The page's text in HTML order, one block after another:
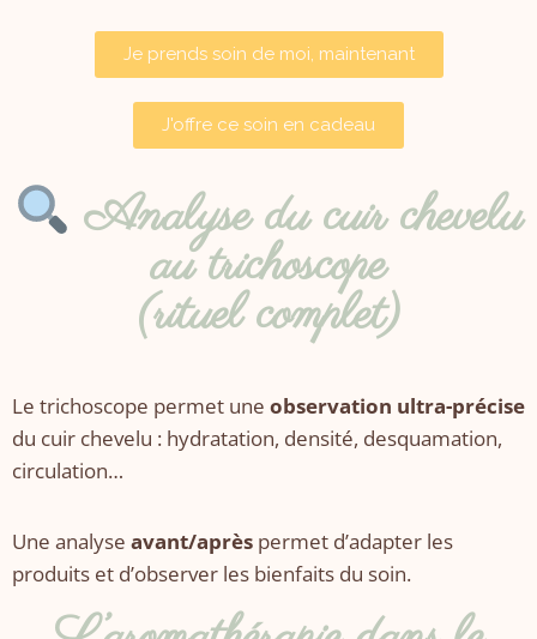
Je prends soin de moi, maintenant
J'offre ce soin en cadeau
Analyse du cuir chevelu
au trichoscope
(rituel complet)
Le trichoscope permet une observation ultra-précise
du cuir chevelu : hydratation, densité, desquamation,
circulation…
Une analyse avant/après permet d’adapter les
produits et d’observer les bienfaits du soin.